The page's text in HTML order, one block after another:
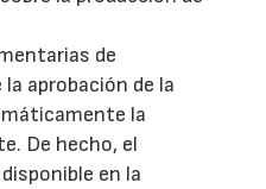
de
la aprobación de la
la
De hecho, el
en la